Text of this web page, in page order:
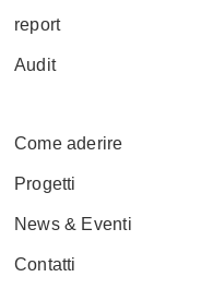
report
Audit
Come aderire
Progetti
News & Eventi
Contatti